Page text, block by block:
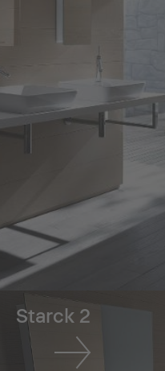
Starck 2